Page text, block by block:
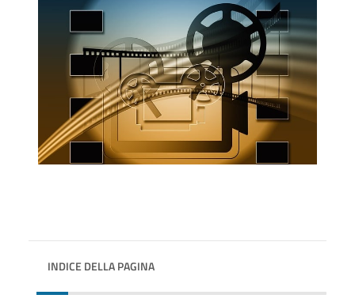
INDICE DELLA PAGINA